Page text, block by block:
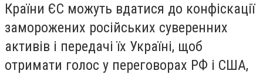
Країни ЄС можуть вдатися до конфіскації
заморожених російських суверенних
активів і передачі їх Україні, щоб
отримати голос у переговорах РФ і США,